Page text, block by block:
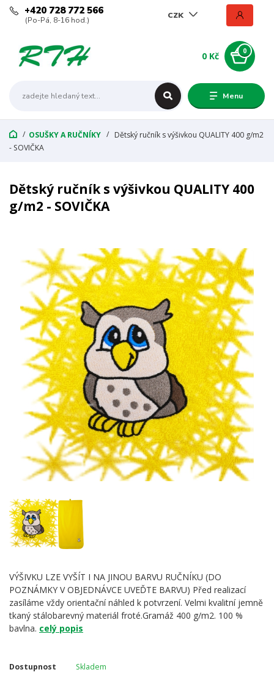
Menu
CZK
+420 728 772 566
(Po-Pá, 8-16 hod.)
0
0 Kč
OSUŠKY A RUČNÍKY
Dětský ručník s výšivkou QUALITY 400 g/m2
- SOVIČKA
Dětský ručník s výšivkou QUALITY 400
g/m2 - SOVIČKA
VÝŠIVKU LZE VYŠÍT I NA JINOU BARVU RUČNÍKU (DO
POZNÁMKY V OBJEDNÁVCE UVEĎTE BARVU) Před realizací
zasíláme vždy orientační náhled k potvrzení. Velmi kvalitní jemně
tkaný stálobarevný materiál froté.Gramáž 400 g/m2. 100 %
bavlna. celý popis
Dostupnost Skladem